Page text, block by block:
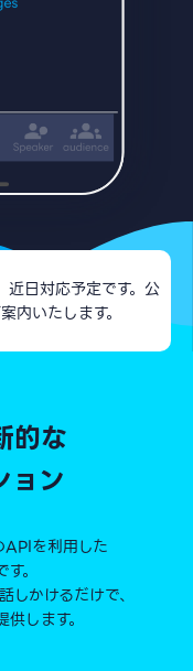
日対応予定です。公
内いたします。
的な
ョン
を利用した
。
しかけるだけで、
します。